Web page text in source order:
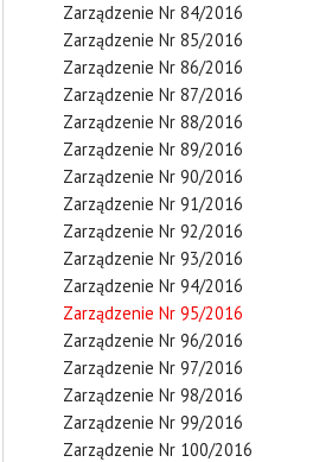
Zarządzenie Nr 84/2016
Zarządzenie Nr 85/2016
Zarządzenie Nr 86/2016
Zarządzenie Nr 87/2016
Zarządzenie Nr 88/2016
Zarządzenie Nr 89/2016
Zarządzenie Nr 90/2016
Zarządzenie Nr 91/2016
Zarządzenie Nr 92/2016
Zarządzenie Nr 93/2016
Zarządzenie Nr 94/2016
Zarządzenie Nr 95/2016
Zarządzenie Nr 96/2016
Zarządzenie Nr 97/2016
Zarządzenie Nr 98/2016
Zarządzenie Nr 99/2016
Zarządzenie Nr 100/2016